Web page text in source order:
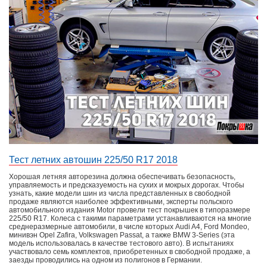
Тест летних автошин 225/50 R17 2018
Хорошая летняя авторезина должна обеспечивать безопасность,
управляемость и предсказуемость на сухих и мокрых дорогах. Чтобы
узнать, какие модели шин из числа представленных в свободной
продаже являются наиболее эффективными, эксперты польского
автомобильного издания Motor провели тест покрышек в типоразмере
225/50 R17. Колеса с такими параметрами устанавливаются на многие
среднеразмерные автомобили, в числе которых Audi A4, Ford Mondeo,
минивэн Opel Zafira, Volkswagen Passat, а также BMW 3-Series (эта
модель использовалась в качестве тестового авто). В испытаниях
участвовало семь комплектов, приобретенных в свободной продаже, а
заезды проводились на одном из полигонов в Германии.